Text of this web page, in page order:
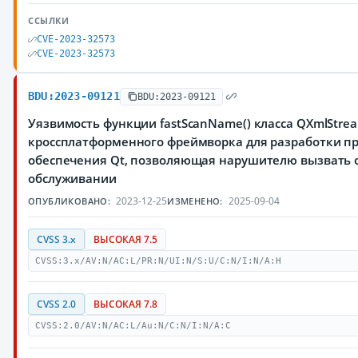
ССЫЛКИ
CVE-2023-32573
CVE-2023-32573
BDU:2023-09121 BDU:2023-09121
Уязвимость функции fastScanName() класса
кроссплатформенного фреймворка для разработки
обеспечения Qt, позволяющая нарушителю вызвать
обслуживании
ОПУБЛИКОВАНО: 2023-12-25ИЗМЕНЕНО: 2025-09-04
CVSS 3.x ВЫСОКАЯ 7.5
CVSS:3.x/AV:N/AC:L/PR:N/UI:N/S:U/C:N/I:N/A:H
CVSS 2.0 ВЫСОКАЯ 7.8
CVSS:2.0/AV:N/AC:L/Au:N/C:N/I:N/A:C